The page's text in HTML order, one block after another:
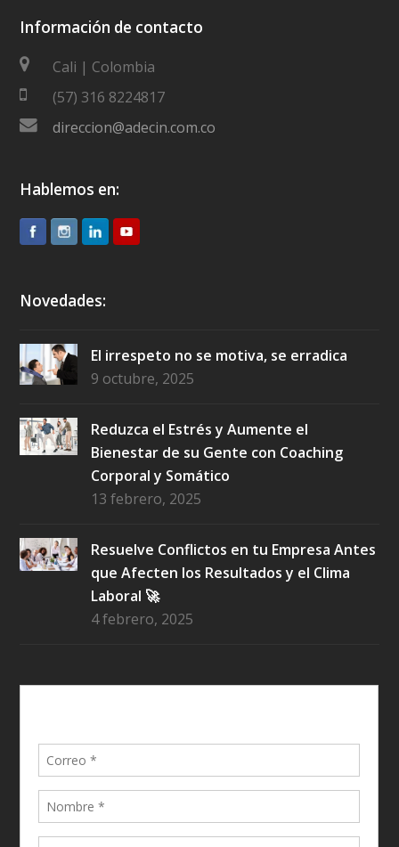
Información de contacto
Cali | Colombia
(57) 316 8224817
direccion@adecin.com.co
Hablemos en:
Novedades:
El irrespeto no se motiva, se erradica
9 octubre, 2025
Reduzca el Estrés y Aumente el
Bienestar de su Gente con Coaching
Corporal y Somático
13 febrero, 2025
Resuelve Conflictos en tu Empresa Antes
que Afecten los Resultados y el Clima
Laboral 🚀
4 febrero, 2025